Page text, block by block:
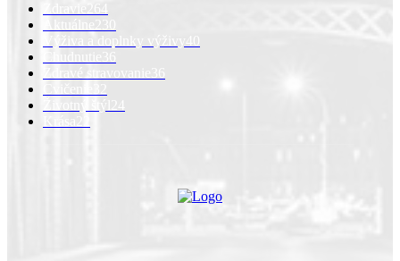
Zdravie 264
Aktuálne 230
Výživa a doplnky výživy 40
36
Zdravé stravovanie 36
Životný štýl
24
Krása